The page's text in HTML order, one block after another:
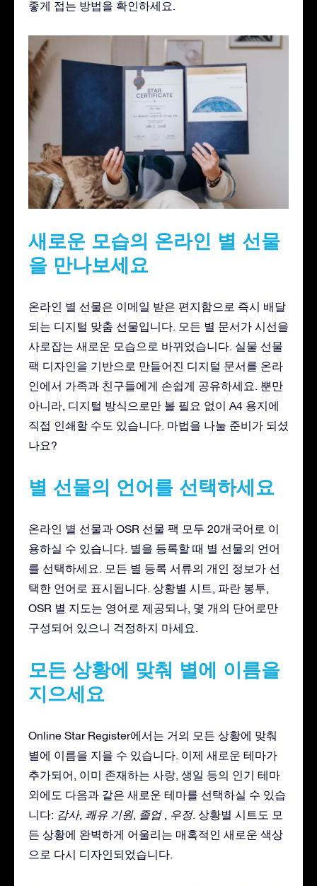
좋게 접는 방법을 확인하세요.
새로운 모습의 온라인 별 선물
을 만나보세요
온라인 별 선물은 이메일 받은 편지함으로 즉시 배달
되는 디지털 맞춤 선물입니다. 모든 별 문서가 시선을
사로잡는 새로운 모습으로 바뀌었습니다. 실물 선물
팩 디자인을 기반으로 만들어진 디지털 문서를 온라
인에서 가족과 친구들에게 손쉽게 공유하세요. 뿐만
아니라, 디지털 방식으로만 볼 필요 없이 A4 용지에
직접 인쇄할 수도 있습니다. 마법을 나눌 준비가 되셨
나요?
별 선물의 언어를 선택하세요
온라인 별 선물과 OSR 선물 팩 모두 20개국어로 이
용하실 수 있습니다. 별을 등록할 때 별 선물의 언어
를 선택하세요. 모든 별 등록 서류의 개인 정보가 선
택한 언어로 표시됩니다. 상황별 시트, 파란 봉투,
OSR 별 지도는 영어로 제공되나, 몇 개의 단어로만
구성되어 있으니 걱정하지 마세요.
모든 상황에 맞춰 별에 이름을
지으세요
Online Star Register에서는 거의 모든 상황에 맞춰
별에 이름을 지을 수 있습니다. 이제 새로운 테마가
추가되어, 이미 존재하는 사랑, 생일 등의 인기 테마
외에도 다음과 같은 새로운 테마를 선택하실 수 있습
니다: 감사, 쾌유 기원, 졸업, 우정. 상황별 시트도 모
든 상황에 완벽하게 어울리는 매혹적인 새로운 색상
으로 다시 디자인되었습니다.